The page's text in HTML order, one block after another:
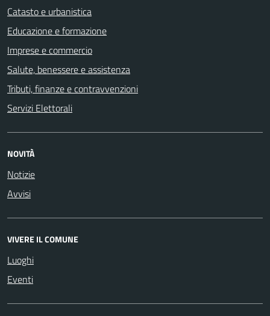
Catasto e urbanistica
Educazione e formazione
Imprese e commercio
Salute, benessere e assistenza
Tributi, finanze e contravvenzioni
Servizi Elettorali
NOVITÀ
Notizie
Avvisi
VIVERE IL COMUNE
Luoghi
Eventi